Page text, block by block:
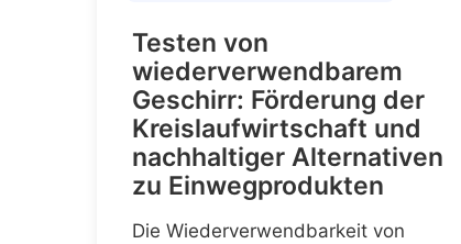
Testen von
wiederverwendbarem
Geschirr: Förderung der
Kreislaufwirtschaft und
nachhaltiger Alternativen
zu Einwegprodukten
Die Wiederverwendbarkeit von